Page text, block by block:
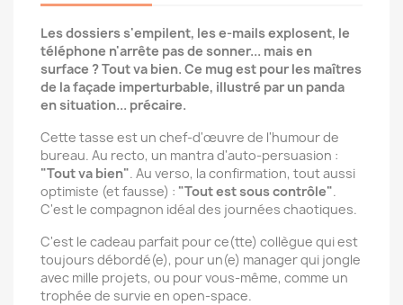
Les dossiers s'empilent, les e-mails explosent, le
téléphone n'arrête pas de sonner... mais en
surface ? Tout va bien. Ce mug est pour les maîtres
de la façade imperturbable, illustré par un panda
en situation... précaire.
Cette tasse est un chef-d'œuvre de l'humour de
bureau. Au recto, un mantra d'auto-persuasion :
"Tout va bien". Au verso, la confirmation, tout aussi
optimiste (et fausse) : "Tout est sous contrôle".
C'est le compagnon idéal des journées chaotiques.
C'est le cadeau parfait pour ce(tte) collègue qui est
toujours débordé(e), pour un(e) manager qui jongle
avec mille projets, ou pour vous-même, comme un
trophée de survie en open-space.